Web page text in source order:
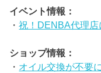
イベント情報：
・祝！DENBA代理店
ショップ情報：
・ オイル交換が不要